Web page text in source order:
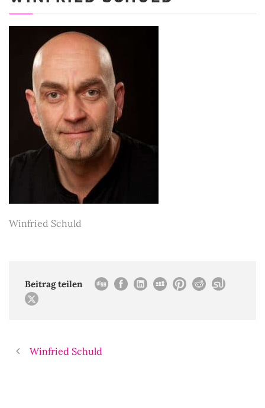
Winfried Schuld
Beitrag teilen
Winfried Schuld